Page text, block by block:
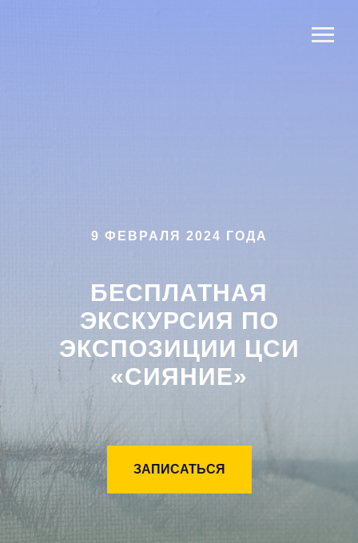
9 ФЕВРАЛЯ 2024 ГОДА
БЕСПЛАТНАЯ
ЭКСКУРСИЯ ПО
ЭКСПОЗИЦИИ ЦСИ
«СИЯНИЕ»
ЗАПИСАТЬСЯ